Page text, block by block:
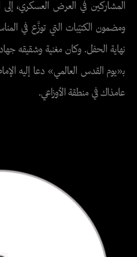
المشاركين في العرض العسكري، إلى
ومضمون الكتيّبات التي توزَّع في
نهاية الحفل. وكان مغنية وشقيقه
عامذاك في منطقة الأوزاعي.